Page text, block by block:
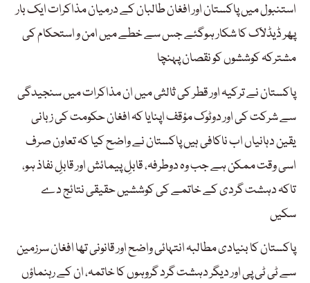
استنبول میں پاکستان اور افغان طالبان کے درمیان مذاکرات ایک بار
پھر ڈیڈلاک کا شکار ہوگئے جس سے خطے میں امن و استحکام کی
مشترکہ کوششوں کو نقصان پہنچا
پاکستان نے ترکیہ اور قطر کی ثالثی میں ان مذاکرات میں سنجیدگی
سے شرکت کی اور دوٹوک مؤقف اپنایا کہ افغان حکومت کی زبانی
یقین دہانیاں اب ناکافی ہیں پاکستان نے واضح کیا کہ تعاون صرف
اسی وقت ممکن ہے جب وہ دوطرفہ، قابلِ پیمائش اور قابلِ نفاذ ہو،
تاکہ دہشت گردی کے خاتمے کی کوششیں حقیقی نتائج دے
سکیں
پاکستان کا بنیادی مطالبہ انتہائی واضح اور قانونی تھا افغان سرزمین
سے ٹی ٹی پی اور دیگر دہشت گرد گروہوں کا خاتمہ، ان کے رہنماؤں